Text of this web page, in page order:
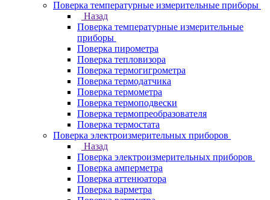
Поверка температурные измерительные приборы
Назад
Поверка температурные измерительные
приборы
Поверка пирометра
Поверка тепловизора
Поверка термогигрометра
Поверка термодатчика
Поверка термометра
Поверка термоподвески
Поверка термопреобразователя
Поверка термостата
Поверка электроизмерительных приборов
Назад
Поверка электроизмерительных приборов
Поверка амперметра
Поверка аттенюатора
Поверка варметра